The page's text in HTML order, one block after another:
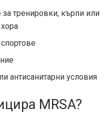
тренировки, кърпи или
антисанитарни условия
MRSA?